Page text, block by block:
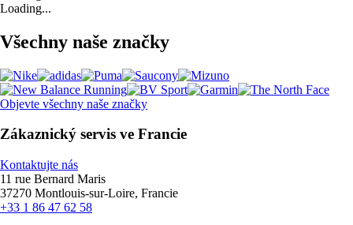
Loading...
Všechny naše značky
Objevte všechny naše značky
Zákaznický servis ve Francie
Kontaktujte nás
11 rue Bernard Maris
37270 Montlouis-sur-Loire, Francie
+33 1 86 47 62 58